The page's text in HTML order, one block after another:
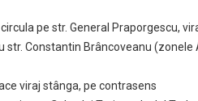
pe str. General Praporgescu,
str. Constantin Brâncoveanu
viraj stânga, pe contrasens